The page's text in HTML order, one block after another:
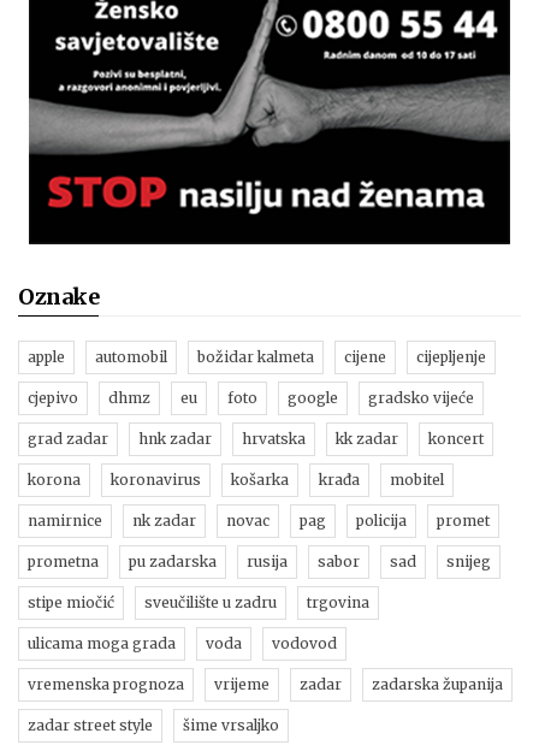
Oznake
apple automobil božidar kalmeta cijene cijepljenje
cjepivo dhmz eu foto google gradsko vijeće
grad zadar hnk zadar hrvatska kk zadar koncert
korona koronavirus košarka krađa mobitel
namirnice nk zadar novac pag policija promet
prometna pu zadarska rusija sabor sad snijeg
stipe miočić sveučilište u zadru trgovina
ulicama moga grada voda vodovod
vremenska prognoza vrijeme zadar zadarska županija
zadar street style šime vrsaljko